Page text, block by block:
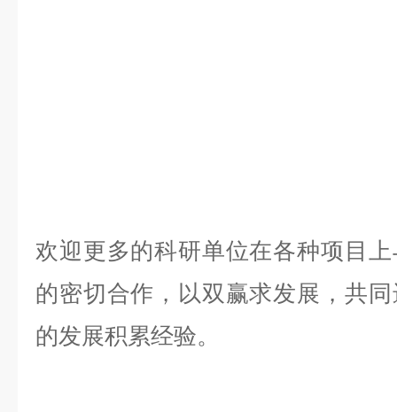
欢迎更多的科研单位在各种项目
的密切合作，以双赢求发展，共
的发展积累经验。